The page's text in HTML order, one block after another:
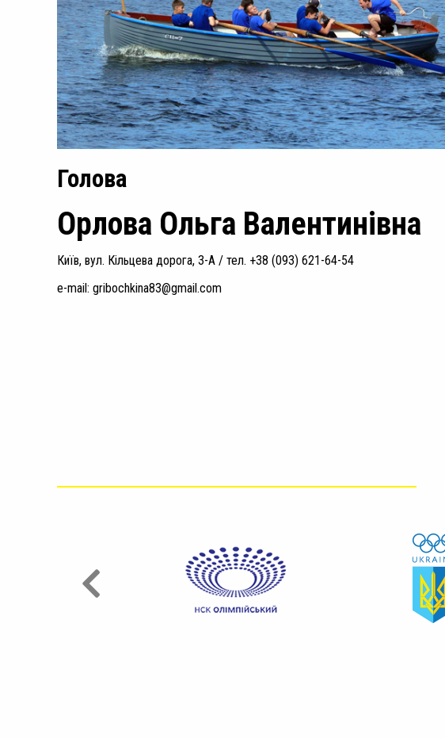
Голова
Орлова Ольга Валентинівна
Київ, вул. Кільцева дорога, 3-А / тел. +38 (093) 621-64-54
e-mail: gribochkina83@gmail.com